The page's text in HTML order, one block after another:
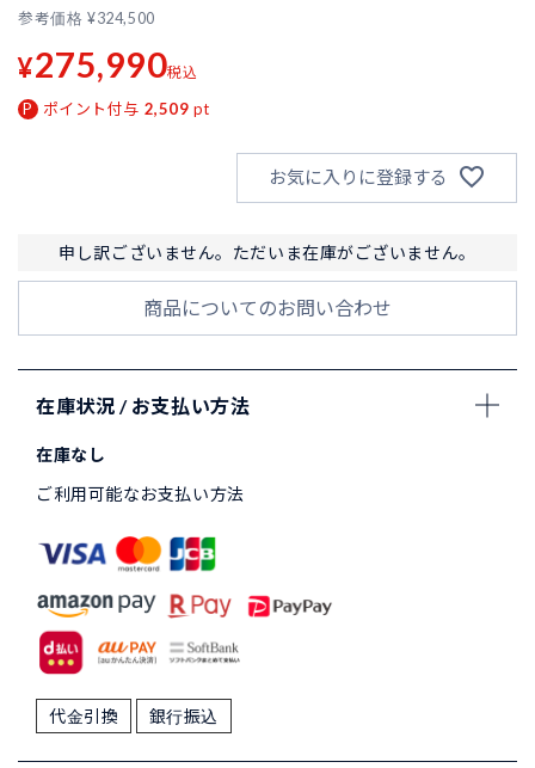
参考価格 ¥324,500
¥275,990税込
ポイント付与 2,509 pt
お気に入りに登録する
申し訳ございません。ただいま在庫がございません。
商品についてのお問い合わせ
在庫状況 / お支払い方法
在庫なし
ご利用可能なお支払い方法
代金引換 銀行振込